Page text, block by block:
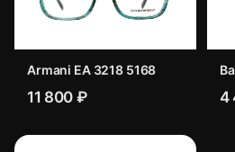
Armani EA 3218 5168
11 800 ₽ 4